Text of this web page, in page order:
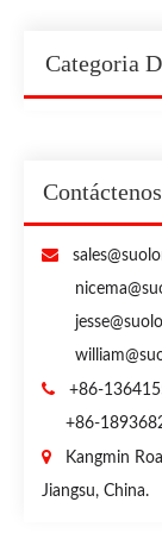
Categoria
Contáctenos


+86-
+86-

Kangmin
Jiangsu, China.